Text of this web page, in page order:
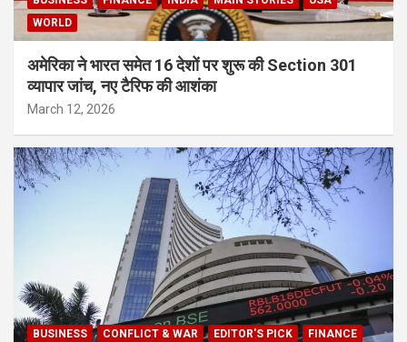
WORLD
अमेरिका ने भारत समेत 16 देशों पर शुरू की Section 301
व्यापार जांच, नए टैरिफ की आशंका
March 12, 2026
BUSINESS CONFLICT & WAR EDITOR'S PICK
FINANCE